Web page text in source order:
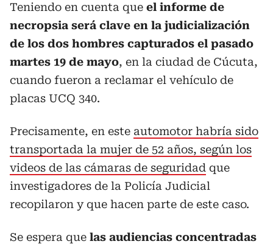
Teniendo en cuenta que el informe de
necropsia será clave en la judicialización
de los dos hombres capturados el pasado
martes 19 de mayo, en la ciudad de Cúcuta,
cuando fueron a reclamar el vehículo de
placas UCQ 340.
Precisamente, en este automotor habría sido
transportada la mujer de 52 años, según los
videos de las cámaras de seguridad que
investigadores de la Policía Judicial
recopilaron y que hacen parte de este caso.
Se espera que las audiencias concentradas